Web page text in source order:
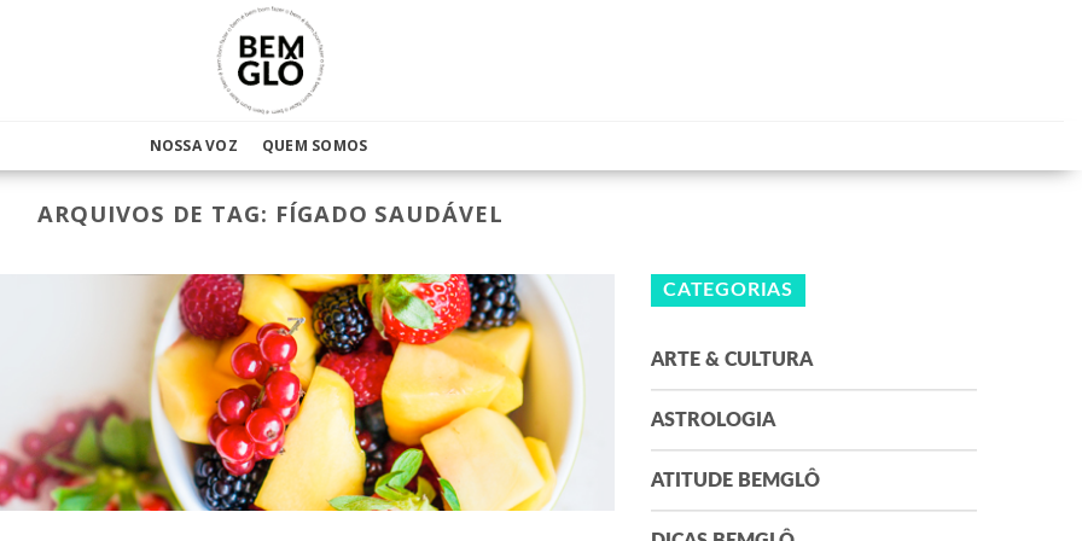
NOSSA VOZ QUEM SOMOS
ARQUIVOS DE TAG: FÍGADO SAUDÁVEL
CATEGORIAS
ARTE & CULTURA
ASTROLOGIA
ATITUDE BEMGLÔ